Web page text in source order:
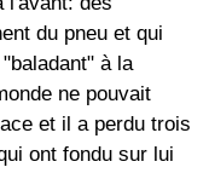
du pneu et qui
à la
ne pouvait
et il a perdu trois
ont fondu sur lui